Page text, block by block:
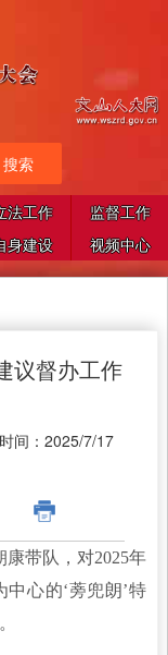
法工作
监督工作
身建设 视频中心
议督办工作
时间： 2025/7/17
带队，对2025年
心的‘蒡兜朗’特